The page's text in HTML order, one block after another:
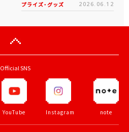
プライズ・グッズ 2026.06.12
Official SNS
YouTube Instagram note